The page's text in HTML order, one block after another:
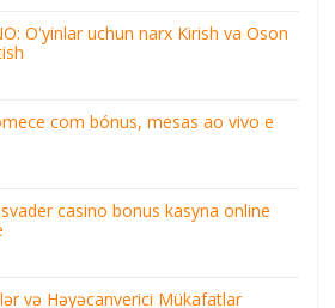
O'yinlar uchun narx Kirish va Oson
com bónus, mesas ao vivo e
casino bonus kasyna online
və Həyəcanverici Mükafatlar